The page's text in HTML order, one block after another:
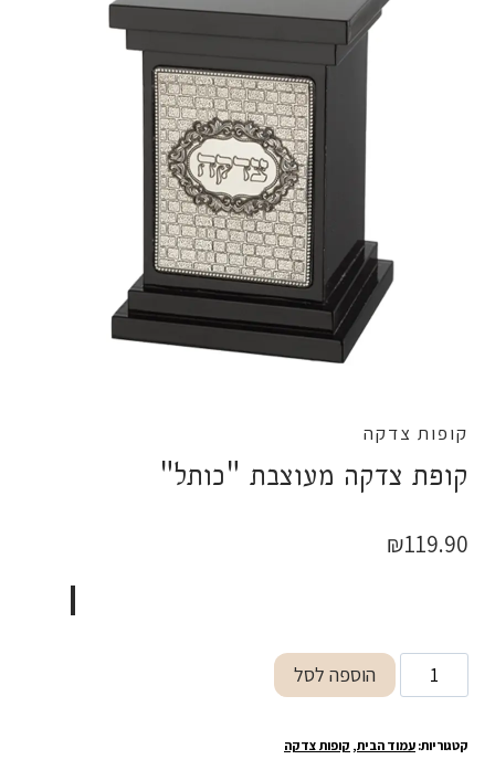
קופות צדקה
קופת צדקה מעוצבת "כותל"
₪119.90
כמות
של
צדקה
הוספה לסל
קטגוריות: עמוד הבית, קופות צדקה